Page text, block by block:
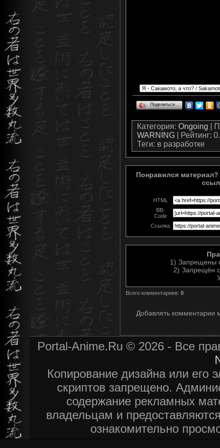
Поделиться…
Категория: Ongoing
WARNING
Рейтинг:
Теги: в разработке
Понравился
HTML
BB-
Code
Ссылка
1) Запрещены
2) Запрещён
Всего комментариев: 0
Добавлять комментарии
Portal-Anime.Ru © 2026 - Все
Копирование дизайна или его
скриптов запрещено.
содержание рекламных
владельцам и
ознакомительно